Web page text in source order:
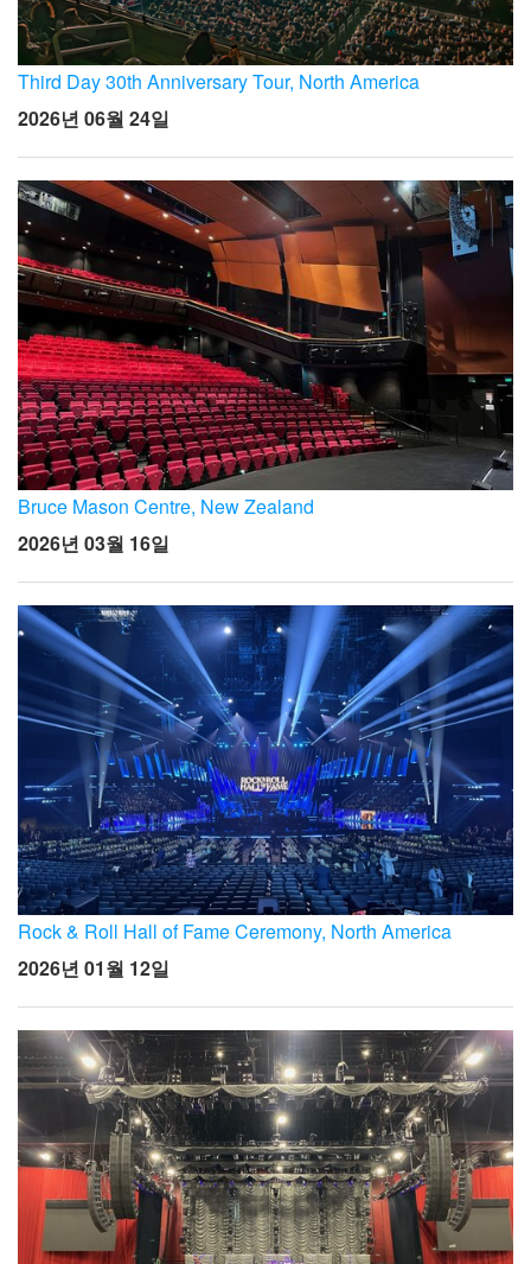
Third Day 30th Anniversary Tour, North America
2026년 06월 24일
Bruce Mason Centre, New Zealand
2026년 03월 16일
Rock & Roll Hall of Fame Ceremony, North America
2026년 01월 12일